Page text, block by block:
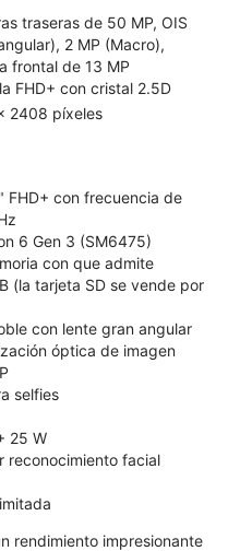
traseras de 50 MP, OIS
2 MP (Macro),
frontal de 13 MP
FHD+ con cristal 2.5D
2408 píxeles
FHD+ con frecuencia de
6 Gen 3 (SM6475)
con que admite
(la tarjeta SD se vende por
con lente gran angular
óptica de imagen
selfies
25 W
reconocimiento facial
rendimiento impresionante